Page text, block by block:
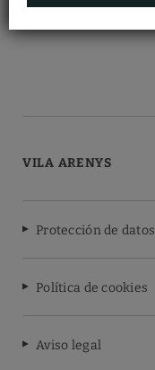
VILA ARENYS
Protección de datos
Política de cookies
Aviso legal